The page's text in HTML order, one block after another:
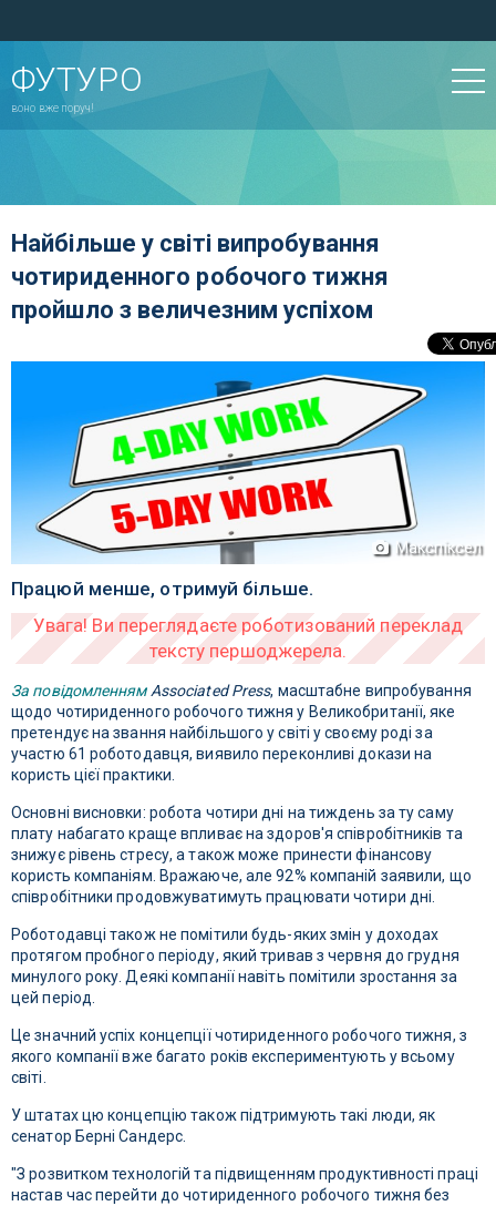
ФУТУРО
воно вже поруч!
Найбільше у світі випробування
чотириденного робочого тижня
пройшло з величезним успіхом
Макспіксел
Працюй менше, отримуй більше.
За повідомленням Associated Press, масштабне випробування
щодо чотириденного робочого тижня у Великобританії, яке
претендує на звання найбільшого у світі у своєму роді за
участю 61 роботодавця, виявило переконливі докази на
користь цієї практики.
Основні висновки: робота чотири дні на тиждень за ту саму
плату набагато краще впливає на здоров'я співробітників та
знижує рівень стресу, а також може принести фінансову
користь компаніям. Вражаюче, але 92% компаній заявили, що
співробітники продовжуватимуть працювати чотири дні.
Роботодавці також не помітили будь-яких змін у доходах
протягом пробного періоду, який тривав з червня до грудня
минулого року. Деякі компанії навіть помітили зростання за
цей період.
Це значний успіх концепції чотириденного робочого тижня, з
якого компанії вже багато років експериментують у всьому
світі.
У штатах цю концепцію також підтримують такі люди, як
сенатор Берні Сандерс.
"З розвитком технологій та підвищенням продуктивності праці
настав час перейти до чотириденного робочого тижня без